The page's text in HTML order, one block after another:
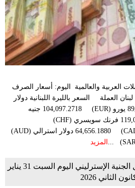
العربية والعالمية اليوم: أسعار الصرف
العملة السعر بالليرة اللبنانية دولار
أمريكي (USD) 89,016.7000 يورو (EUR) 104,097.2718 جنيه
استرليني (GBP) 119,036.5200 فرنك سويسري (CHF)
112,178.1155 دولار كندي (CAD) 64,656.1880 دولار استرالي (AUD)
المزيد
سعر الليرة اللبنانية مٌقابل الجنية الإسترليني اليوم السبت 31 يناير
الثاني 2026